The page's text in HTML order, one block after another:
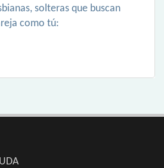
solteras que buscan
como tú: